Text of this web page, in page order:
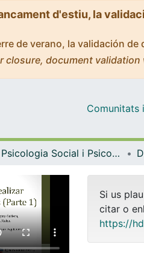
d'estiu, la
de verano, la validación
closure, document
Comunitats
Psicologia Social i Psicologia Quantitativa
Si us
citar o
https://